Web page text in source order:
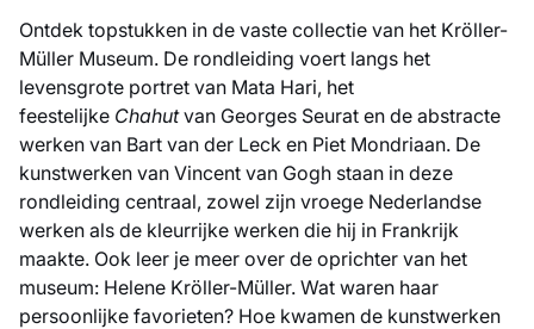
Ontdek topstukken in de vaste collectie van het Kröller-
Müller Museum. De rondleiding voert langs het
levensgrote portret van Mata Hari, het
feestelijke Chahutvan Georges Seurat en de abstracte
werken van Bart van der Leck en Piet Mondriaan. De
kunstwerken van Vincent van Gogh staan in deze
rondleiding centraal, zowel zijn vroege Nederlandse
werken als de kleurrijke werken die hij in Frankrijk
maakte. Ook leer je meer over de oprichter van het
museum: Helene Kröller-Müller. Wat waren haar
persoonlijke favorieten? Hoe kwamen de kunstwerken